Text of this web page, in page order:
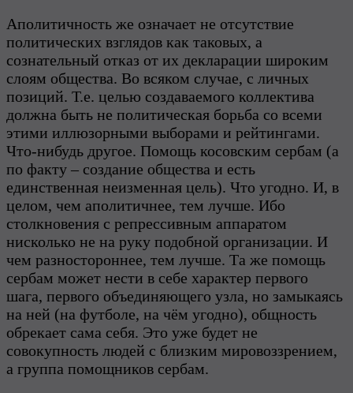
Аполитичность же означает не отсутствие
политических взглядов как таковых, а
сознательный отказ от их декларации широким
слоям общества. Во всяком случае, с личных
позиций. Т.е. целью создаваемого коллектива
должна быть не политическая борьба со всеми
этими иллюзорными выборами и рейтингами.
Что-нибудь другое. Помощь косовским сербам (а
по факту – создание общества и есть
единственная неизменная цель). Что угодно. И, в
целом, чем аполитичнее, тем лучше. Ибо
столкновения с репрессивным аппаратом
нисколько не на руку подобной организации. И
чем разностороннее, тем лучше. Та же помощь
сербам может нести в себе характер первого
шага, первого объединяющего узла, но замыкаясь
на ней (на футболе, на чём угодно), общность
обрекает сама себя. Это уже будет не
совокупность людей с близким мировоззрением,
а группа помощников сербам.